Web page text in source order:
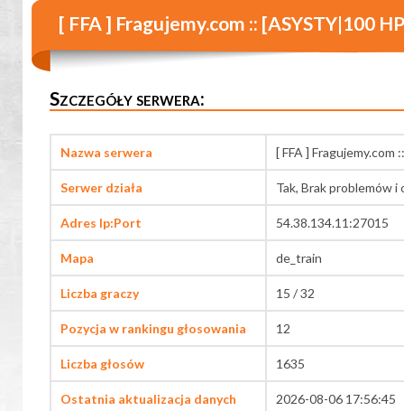
[ FFA ] Fragujemy.com :: [ASYSTY|100
Szczegóły serwera:
Nazwa serwera [ FFA ]
Serwer działa Tak, Brak problemów i
Adres Ip:Port 54.38.134.11:27015
Mapa de_train
Liczba graczy 15 / 32
Pozycja w rankingu głosowania 12
Liczba głosów 1635
Ostatnia aktualizacja danych 2026-08-06 17:56:45